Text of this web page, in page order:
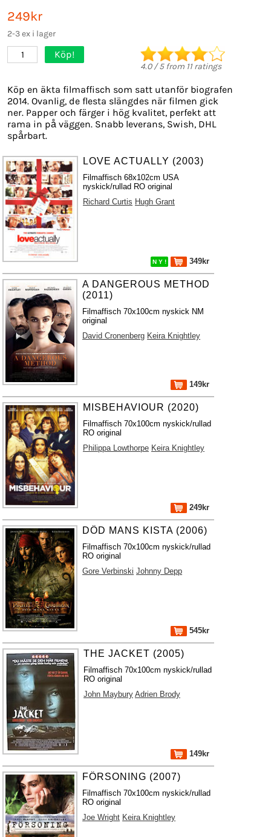
249kr
2-3 ex i lager
1 Köp!
4.0/5from 11ratings
Köp en äkta filmaffisch som satt utanför biografen
2014. Ovanlig, de flesta slängdes när filmen gick
ner. Papper och färger i hög kvalitet, perfekt att
rama in på väggen. Snabb leverans, Swish, DHL
spårbart.
LOVE ACTUALLY (2003)
Filmaffisch 68x102cm USA
nyskick/rullad RO original
Richard Curtis Hugh Grant
N Y ! 349kr
A DANGEROUS METHOD
(2011)
Filmaffisch 70x100cm nyskick NM
original
David Cronenberg Keira Knightley
149kr
MISBEHAVIOUR (2020)
Filmaffisch 70x100cm nyskick/rullad
RO original
Philippa Lowthorpe Keira Knightley
249kr
DÖD MANS KISTA (2006)
Filmaffisch 70x100cm nyskick/rullad
RO original
Gore Verbinski Johnny Depp
545kr
THE JACKET (2005)
Filmaffisch 70x100cm nyskick/rullad
RO original
John Maybury Adrien Brody
149kr
FÖRSONING (2007)
Filmaffisch 70x100cm nyskick/rullad
RO original
Joe Wright Keira Knightley